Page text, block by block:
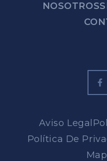
NOSOTROS
Aviso Legal
Política De